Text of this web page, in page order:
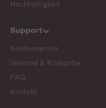
Nachhaltigkeit
Support
Kundenservice
Versand & Rückgabe
FAQ
Kontakt